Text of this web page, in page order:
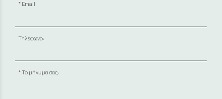
Email:
Τηλέφωνο:
Το μήνυμα σας: